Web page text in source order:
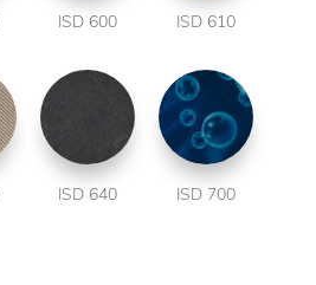
ISD 600 ISD 610
ISD 640 ISD 700